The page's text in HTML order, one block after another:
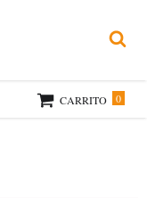
CARRITO 0